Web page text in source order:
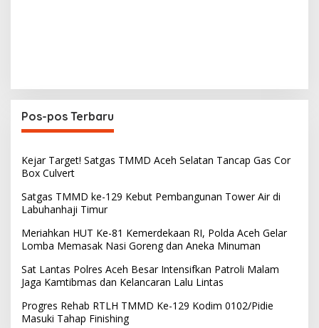
Pos-pos Terbaru
Kejar Target! Satgas TMMD Aceh Selatan Tancap Gas Cor
Box Culvert
Satgas TMMD ke-129 Kebut Pembangunan Tower Air di
Labuhanhaji Timur
Meriahkan HUT Ke-81 Kemerdekaan RI, Polda Aceh Gelar
Lomba Memasak Nasi Goreng dan Aneka Minuman
Sat Lantas Polres Aceh Besar Intensifkan Patroli Malam
Jaga Kamtibmas dan Kelancaran Lalu Lintas
Progres Rehab RTLH TMMD Ke-129 Kodim 0102/Pidie
Masuki Tahap Finishing